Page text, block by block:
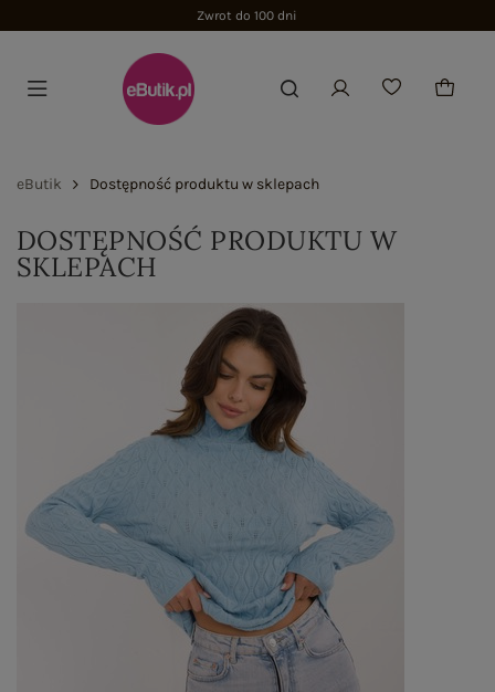
Zwrot do 100 dni
eButik Dostępność produktu w sklepach
DOSTĘPNOŚĆ PRODUKTU W
SKLEPACH